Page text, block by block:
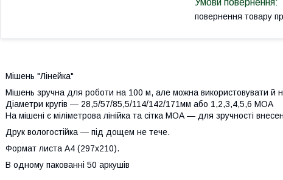
повернення товару
Мішень "Лінейка"
Мішень зручна для роботи на 100 м, але можна використовувати й
Діаметри кругів — 28,5/57/85,5/114/142/171мм або 1,2,3,4,5,6 МОА
На мішені є міліметрова лінійка та сітка МОА — для зручності
Друк вологостійка — під дощем не тече.
Формат листа А4 (297х210).
В одному пакованні 50 аркушів